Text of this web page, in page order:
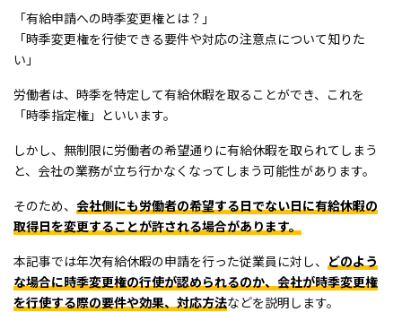
「有給申請への時季変更権とは？」
「時季変更権を行使できる要件や対応の注意点について知りた
い」
労働者は、時季を特定して有給休暇を取ることができ、これを
「時季指定権」といいます。
しかし、無制限に労働者の希望通りに有給休暇を取られてしまう
と、会社の業務が立ち行かなくなってしまう可能性があります。
そのため、 会社側にも労働者の希望する日でない日に有給休暇の
取得日を変更することが許される場合があります。
本記事では年次有給休暇の申請を行った従業員に対し、 どのよう
な場合に時季変更権の行使が認められるのか、会社が時季変更権
を行使する際の要件や効果、対応方法などを説明します。